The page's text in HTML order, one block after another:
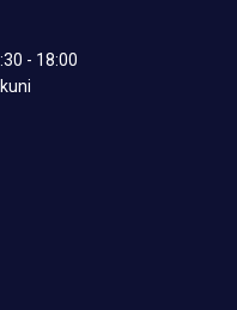
- 18:00